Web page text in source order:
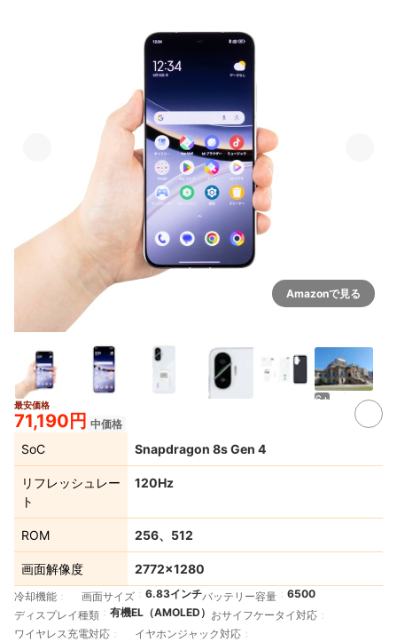
Amazonで見る
6+
最安価格
71,190円 中価格
SoC Snapdragon 8s Gen 4
リフレッシュレー
ト
120Hz
ROM 256、512
画面解像度 2772×1280
冷却機能 画面サイズ 6.83インチバッテリー容量
6500
ディスプレイ種類
有機EL（AMOLED） おサイフケータイ対応
ワイヤレス充電対応
イヤホンジャック対応